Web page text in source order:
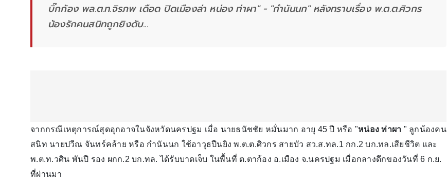
บิ๊กก้อง พล.ต.ท.จิรภพ เดือด ปิดเมืองล่า หน่อง ท่าผา" - "กำนันนก" หลังทราบเรื่อง พ.ต.ต.ศิวกร
น้องรักคนสนิทถูกยิงดับ...
จากกรณีเหตุการณ์สุดอุกอาจในจังหวัดนครปฐม เมื่อ นายธนัชชัย หมั่นมาก อายุ 45 ปี หรือ "หน่อง ท่าผา " ลูกน้องคน
สนิท นายปวีณ จันทร์คล้าย หรือ กำนันนก ใช้อาวุธปืนยิง พ.ต.ต.ศิวกร สายบัว สว.ส.ทล.1 กก.2 บก.ทล.เสียชีวิต และ
พ.ต.ท.วศิน พันปี รอง ผกก.2 บก.ทล. ได้รับบาดเจ็บ ในพื้นที่ ต.ตาก้อง อ.เมือง จ.นครปฐม เมื่อกลางดึกของวันที่ 6 ก.ย.
ที่ผ่านมา